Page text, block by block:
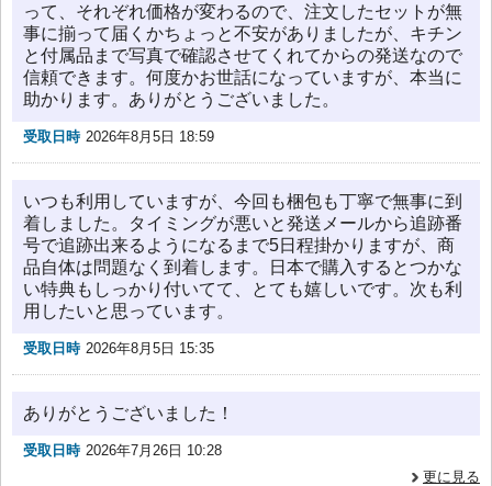
って、それぞれ価格が変わるので、注文したセットが無
事に揃って届くかちょっと不安がありましたが、キチン
と付属品まで写真で確認させてくれてからの発送なので
信頼できます。何度かお世話になっていますが、本当に
助かります。ありがとうございました。
受取日時 2026年8月5日 18:59
いつも利用していますが、今回も梱包も丁寧で無事に到
着しました。タイミングが悪いと発送メールから追跡番
号で追跡出来るようになるまで5日程掛かりますが、商
品自体は問題なく到着します。日本で購入するとつかな
い特典もしっかり付いてて、とても嬉しいです。次も利
用したいと思っています。
受取日時 2026年8月5日 15:35
ありがとうございました！
受取日時 2026年7月26日 10:28
更に見る